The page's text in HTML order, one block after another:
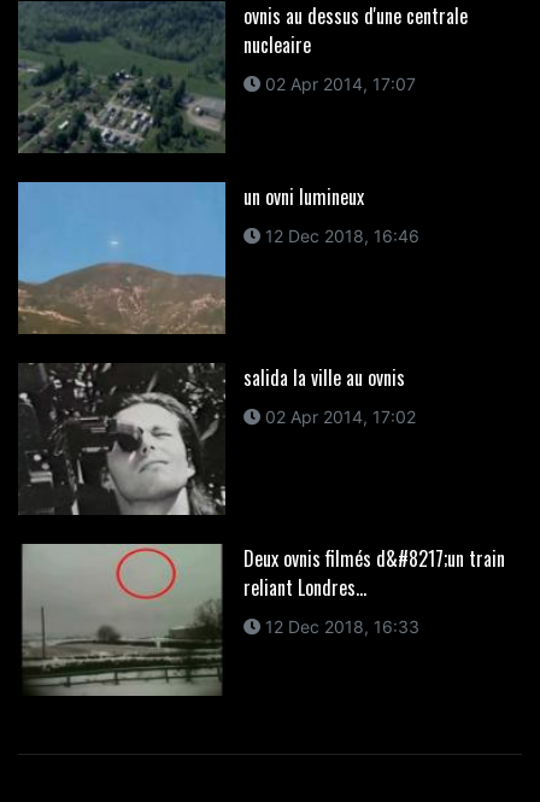
ovnis au dessus d'une centrale
nucleaire
02 Apr 2014, 17:07
un ovni lumineux
12 Dec 2018, 16:46
salida la ville au ovnis
02 Apr 2014, 17:02
Deux ovnis filmés d&#8217;un train
reliant Londres...
12 Dec 2018, 16:33